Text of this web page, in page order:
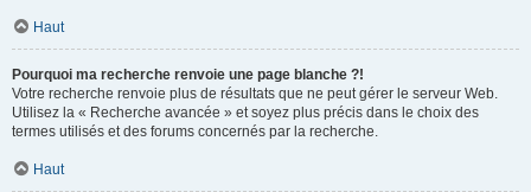
Haut
Pourquoi ma recherche renvoie une page blanche ?!
Votre recherche renvoie plus de résultats que ne peut gérer le serveur Web.
Utilisez la « Recherche avancée » et soyez plus précis dans le choix des
termes utilisés et des forums concernés par la recherche.
Haut